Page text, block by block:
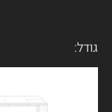
גודל: